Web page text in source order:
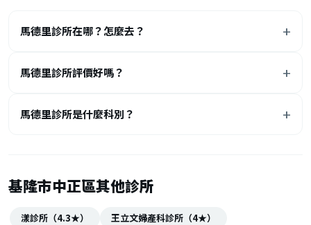
馬德里診所在哪？怎麼去？
馬德里診所評價好嗎？
馬德里診所是什麼科別？
基隆市中正區其他診所
漾診所（4.3★）
王立文婦產科診所（4★）